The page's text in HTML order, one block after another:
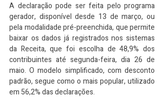
A declaração pode ser feita pelo programa
gerador, disponível desde 13 de março, ou
pela modalidade pré-preenchida, que permite
baixar os dados já registrados nos sistemas
da Receita, que foi escolha de 48,9% dos
contribuintes até segunda-feira, dia 26 de
maio. O modelo simplificado, com desconto
padrão, segue como o mais popular, utilizado
em 56,2% das declarações.